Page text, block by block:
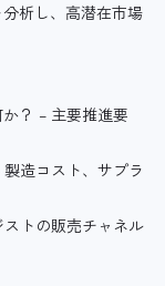
析し、高潜在市場
？ – 主要推進要
造コスト、サプラ
トの販売チャネル